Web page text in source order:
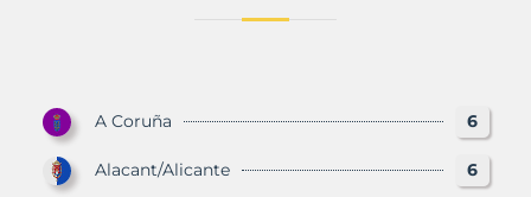
A Coruña 6
Alacant/Alicante 6